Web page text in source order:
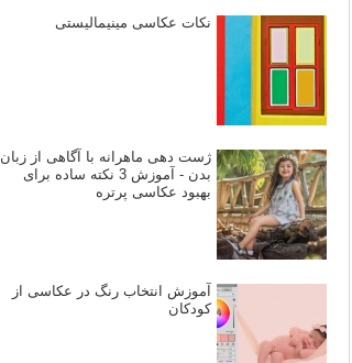
نکات عکاسی مینیمالیستی
ژست دهی ماهرانه با آگاهی از زبان
بدن - آموزش 3 نکته ساده برای
بهبود عکاسی پرتره
آموزش انتخاب رنگ در عکاسی از
کودکان